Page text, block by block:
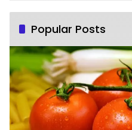
Popular Posts